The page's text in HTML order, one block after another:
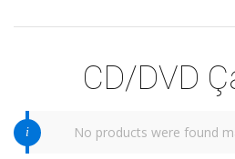
CD/DVD
No products were found